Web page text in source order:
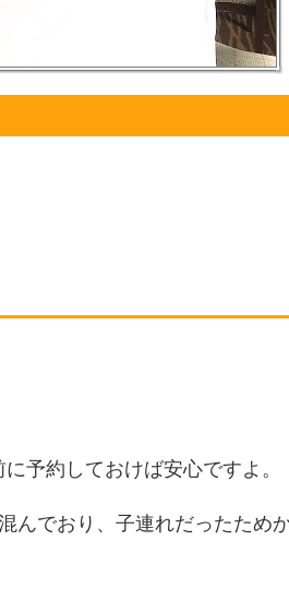
予約しておけば安心ですよ。
んでおり、子連れだったため